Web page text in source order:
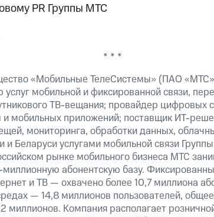
PR Группы МТС
* * *
«Мобильные ТелеСистемы» (ПАО
мобильной и фиксированной связи,
ТВ-вещания; провайдер цифровых
мобильных приложений; поставщик ИТ-
мониторинга, обработки данных,
и Беларуси услугами мобильной связи
рынке мобильного бизнеса МТС
абонентскую базу.
и ТВ — охвачено более 10,7 миллиона
— 14,8 миллионов пользователей,
миллионов. Компания располагает